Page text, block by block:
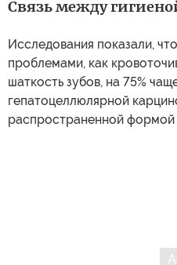
Связь между
Исследования показали,
проблемами, как
шаткость зубов, на 75%
гепатоцеллюлярной
распространенной формой